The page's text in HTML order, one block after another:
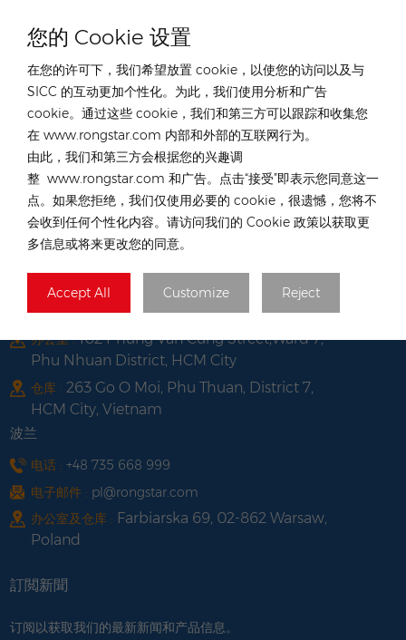
您的 Cookie 设置
在您的许可下，我们希望放置 cookie，以使您的访问以及与
SICC 的互动更加个性化。为此，我们使用分析和广告
cookie。通过这些 cookie，我们和第三方可以跟踪和收集您
在 www.rongstar.com 内部和外部的互联网行为。
由此，我们和第三方会根据您的兴趣调
整 www.rongstar.com 和广告。点击“接受”即表示您同意这一
点。如果您拒绝，我们仅使用必要的 cookie，很遗憾，您将不
会收到任何个性化内容。请访问我们的 Cookie 政策以获取更
多信息或将来更改您的同意。
Accept All Customize Reject
电话 :+49 176 55258880
电子邮件 : de@rongstar.com
办公室及仓库 :Oppener Str. 67, 52146
W&uuml;rselen, Germany
中國香港
电话 :+852 54222219
电子邮件 :hk@rongstar.com
办公室及仓库 :中國香港元朗39號公庵路
越南
电话 :
+84 522 038 896
电子邮件 :vn@rongstar.com
办公室 :102 Phung Van Cung Street,Ward 7,
Phu Nhuan District, HCM City
仓库 : 263 Go O Moi, Phu Thuan, District 7,
HCM City, Vietnam
波兰
电话 : +48 735 668 999
电子邮件 : pl@rongstar.com
办公室及仓库 : Farbiarska 69, 02-862 Warsaw,
Poland
訂閲新聞
订阅以获取我们的最新新闻和产品信息。